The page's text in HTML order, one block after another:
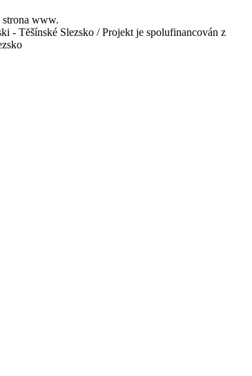
strona www.
- Tĕšínské Slezsko / Projekt je spolufinancován z